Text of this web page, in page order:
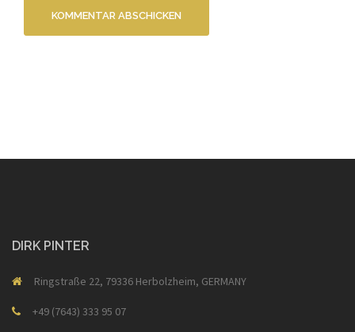
DIRK PINTER
Ringstraße 22, 79336 Herbolzheim, GERMANY
+49 (7643) 333 95 07